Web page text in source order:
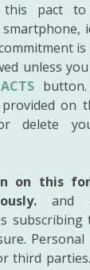
pact to
unless
on
delete
on this
and
subscribing
third